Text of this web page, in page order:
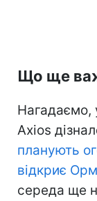
Що ще
Нагадаємо,
Axios
планують
відкриє
середа ще